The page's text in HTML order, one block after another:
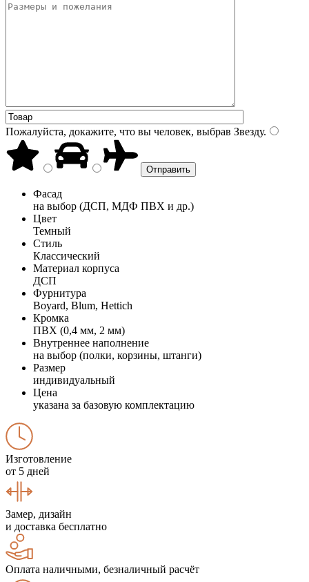
Пожалуйста, докажите, что вы человек, выбрав Звезду.
Фасад
на выбор (ДСП, МДФ ПВХ и др.)
Цвет
Темный
Стиль
Классический
Материал корпуса
ДСП
Фурнитура
Boyard, Blum, Hettich
Кромка
ПВХ (0,4 мм, 2 мм)
Внутреннее наполнение
на выбор (полки, корзины, штанги)
Размер
индивидуальный
Цена
указана за базовую комплектацию
Изготовление
от 5 дней
Замер, дизайн
и доставка бесплатно
Оплата наличными, безналичный расчёт